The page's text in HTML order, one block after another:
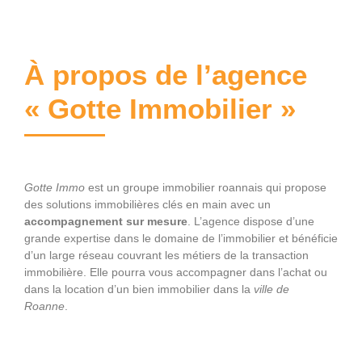
À propos de l’agence
« Gotte Immobilier »
Gotte Immo est un groupe immobilier roannais qui propose
des solutions immobilières clés en main avec un
accompagnement sur mesure . L’agence dispose d’une
grande expertise dans le domaine de l’immobilier et bénéficie
d’un large réseau couvrant les métiers de la transaction
immobilière. Elle pourra vous accompagner dans l’achat ou
dans la location d’un bien immobilier dans la ville de
Roanne